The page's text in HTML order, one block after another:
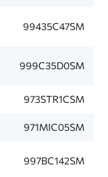
99435C47SM
999C35D0SM
973STR1CSM
971MIC05SM
997BC142SM